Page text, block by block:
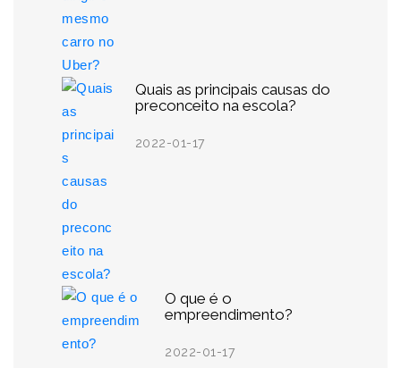
Quais as principais causas do
preconceito na escola?
2022-01-17
O que é o
empreendimento?
2022-01-17